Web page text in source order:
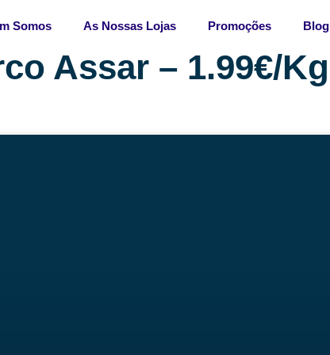
Somos As Nossas Lojas Promoções Blog
Assar – 1.99€/Kg